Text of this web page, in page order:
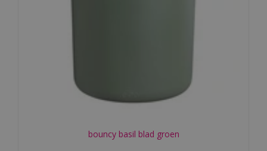
bouncy basil blad groen